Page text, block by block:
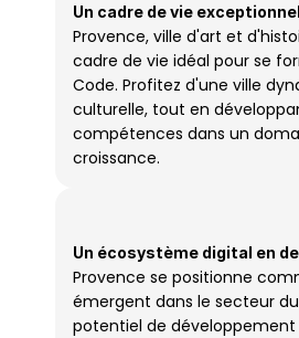
Un cadre de vie exceptionnel
Provence, ville d'art et
cadre de vie idéal pour se
Code. Profitez d'une ville
culturelle, tout en
compétences dans un
croissance.
Un écosystème digital en
Provence se positionne
émergent dans le secteur
potentiel de